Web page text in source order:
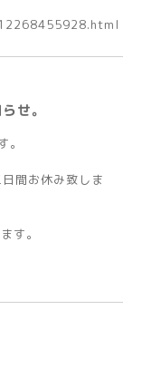
せ。
間お休み致しま
す。